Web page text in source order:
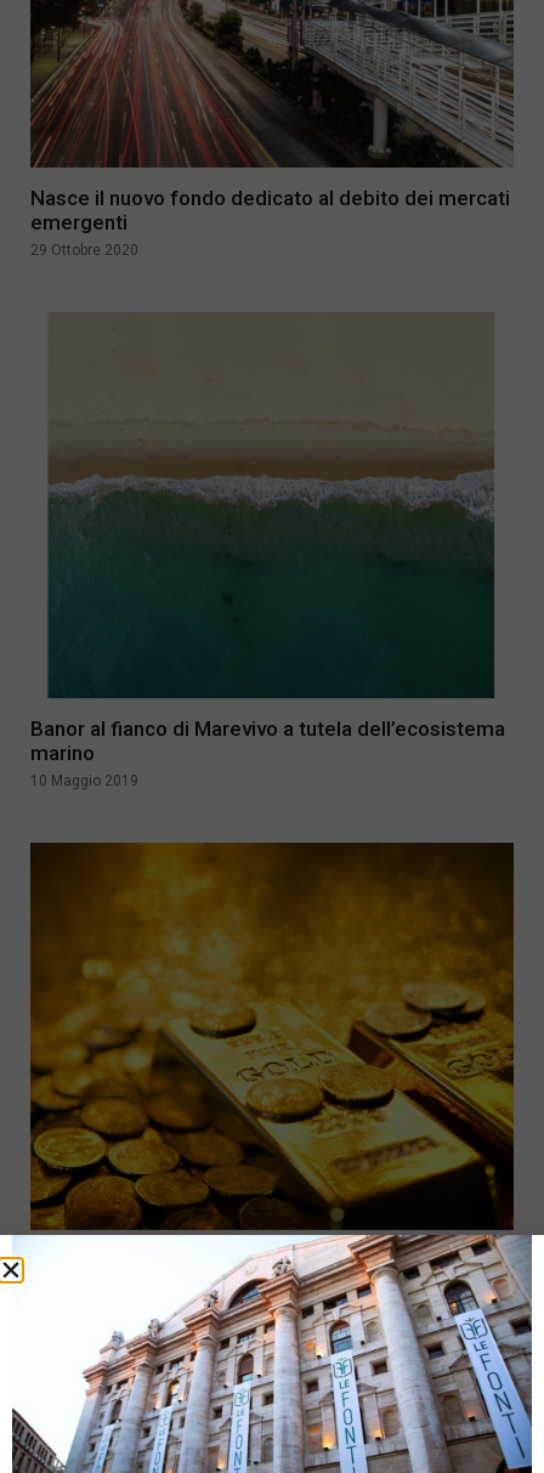
Nasce il nuovo fondo dedicato al debito dei mercati
emergenti
29 Ottobre 2020
Banor al fianco di Marevivo a tutela dell’ecosistema
marino
10 Maggio 2019
Il fondo Banor Special Situations termina la raccolta